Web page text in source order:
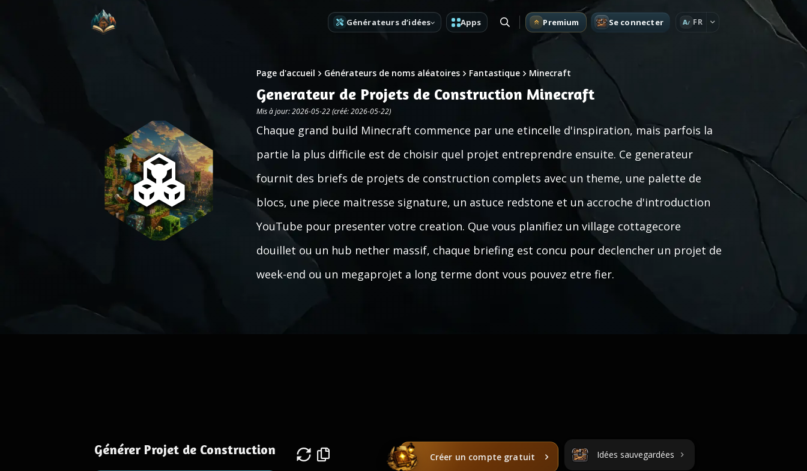
Générateurs d’idées Apps Premium Se connecter A FR
Page d'accueil Générateurs de noms aléatoires Fantastique Minecraft
Generateur de Projets de Construction Minecraft
Mis à jour: 2026-05-22 (créé: 2026-05-22)
Chaque grand build Minecraft commence par une etincelle d'inspiration, mais parfois la
partie la plus difficile est de choisir quel projet entreprendre ensuite. Ce generateur
fournit des briefs de projets de construction complets avec un theme, une palette de
blocs, une piece maitresse signature, un astuce redstone et un accroche d'introduction
YouTube pour presenter votre creation. Que vous planifiez un village cottagecore
douillet ou un hub nether massif, chaque briefing est concu pour declencher un projet de
week-end ou un megaprojet a long terme dont vous pouvez etre fier.
Générer Projet de Construction Créer un compte gratuit Idées sauvegardées